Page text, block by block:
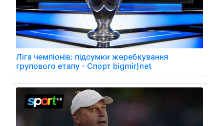
Ліга чемпіонів: підсумки жеребкування
групового етапу - Спорт bigmir)net